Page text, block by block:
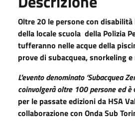
Oltre 20 le persone con
della locale scuola della Polizia
tufferanno nelle acque della
prove di subacquea, snorkeling
L'evento denominato ‘Subacquea
coinvolgerà oltre 100 persone ed è
per le passate edizioni da HSA
collaborazione con Onda Sub